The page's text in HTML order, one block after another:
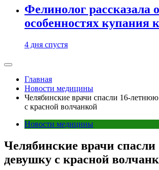
Фелинолог рассказала
особенностях купания
4 дня спустя
Главная
Новости медицины
Челябинские врачи спасли 16-
с красной волчанкой
Новости медицины
Челябинские врачи
девушку с красной